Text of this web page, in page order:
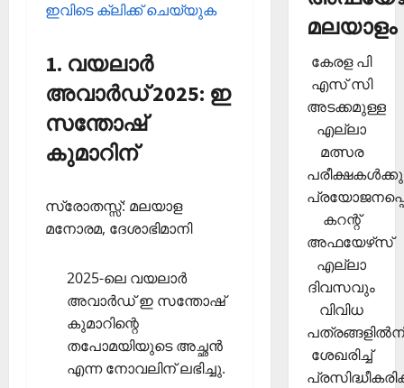
ഇവിടെ ക്ലിക്ക് ചെയ്യുക
1. വയലാര്‍
അവാര്‍ഡ് 2025: ഇ
സന്തോഷ്
കുമാറിന്
സ്രോതസ്സ്: മലയാള
മനോരമ, ദേശാഭിമാനി
2025-ലെ വയലാര്‍
അവാര്‍ഡ് ഇ സന്തോഷ്
കുമാറിന്റെ
തപോമയിയുടെ അച്ഛന്‍
എന്ന നോവലിന് ലഭിച്ചു.
മലയാളം
കേരള പി
എസ് സി
അടക്കമുള്ള
എല്ലാ
മത്സര
കറന്റ്
അഫയേഴ്‌സ്
എല്ലാ
ദിവസവും
വിവിധ
ശേഖരിച്ച്